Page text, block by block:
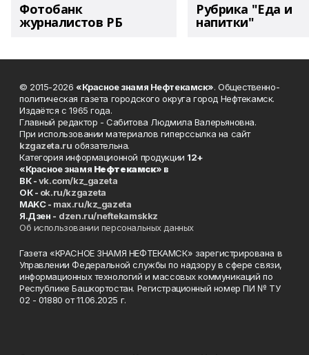
Фотобанк
журналистов РБ
Рубрика "Еда и
напитки"
© 2015-2026 «Красное знамя Нефтекамск». Общественно-
политическая газета городского округа город Нефтекамск.
Издаётся с 1965 года.
Главный редактор - Сабитова Людмила Валерьяновна.
При использовании материалов гиперссылка на сайт
kzgazeta.ru обязательна.
Категория информационной продукции 12+
«Красное знамя Нефтекамск» в
ВК -vk.com/kz_gazeta
ОК - ok.ru/kzgazeta
MAKC - max.ru/kz_gazeta
Я.Дзен - dzen.ru/neftekamskkz
Об использовании персональных данных
Газета «КРАСНОЕ ЗНАМЯ НЕФТЕКАМСК» зарегистрирована в
Управлении Федеральной службы по надзору в сфере связи,
информационных технологий и массовых коммуникаций по
Республике Башкортостан. Регистрационный номер ПИ № ТУ
02 - 01880 от 11.06.2025 г.